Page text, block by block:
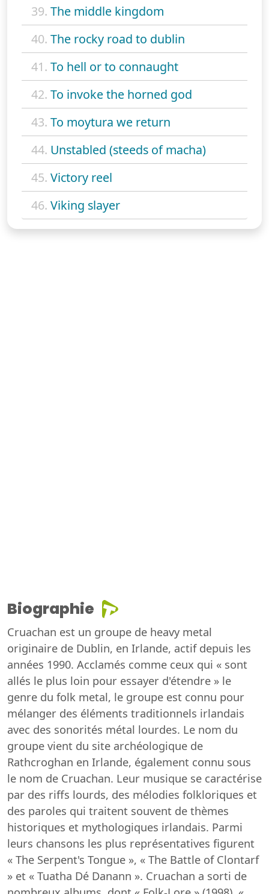
39. The middle kingdom
40. The rocky road to dublin
41. To hell or to connaught
42. To invoke the horned god
43. To moytura we return
44. Unstabled (steeds of macha)
45. Victory reel
46. Viking slayer
Biographie
Cruachan est un groupe de heavy metal
originaire de Dublin, en Irlande, actif depuis les
années 1990. Acclamés comme ceux qui « sont
allés le plus loin pour essayer d'étendre » le
genre du folk metal, le groupe est connu pour
mélanger des éléments traditionnels irlandais
avec des sonorités métal lourdes. Le nom du
groupe vient du site archéologique de
Rathcroghan en Irlande, également connu sous
le nom de Cruachan. Leur musique se caractérise
par des riffs lourds, des mélodies folkloriques et
des paroles qui traitent souvent de thèmes
historiques et mythologiques irlandais. Parmi
leurs chansons les plus représentatives figurent
« The Serpent's Tongue », « The Battle of Clontarf
» et « Tuatha Dé Danann ». Cruachan a sorti de